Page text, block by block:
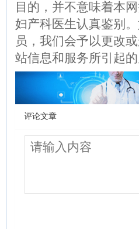
目的，并不意味着本
妇产科医生认真鉴别
员，我们会予以更改
站信息和服务所引起
评论文章